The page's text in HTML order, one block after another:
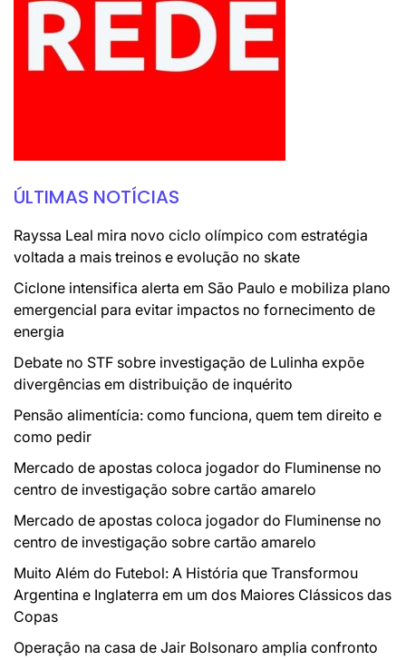
ÚLTIMAS NOTÍCIAS
Rayssa Leal mira novo ciclo olímpico com estratégia
voltada a mais treinos e evolução no skate
Ciclone intensifica alerta em São Paulo e mobiliza plano
emergencial para evitar impactos no fornecimento de
energia
Debate no STF sobre investigação de Lulinha expõe
divergências em distribuição de inquérito
Pensão alimentícia: como funciona, quem tem direito e
como pedir
Mercado de apostas coloca jogador do Fluminense no
centro de investigação sobre cartão amarelo
Mercado de apostas coloca jogador do Fluminense no
centro de investigação sobre cartão amarelo
Muito Além do Futebol: A História que Transformou
Argentina e Inglaterra em um dos Maiores Clássicos das
Copas
Operação na casa de Jair Bolsonaro amplia confronto